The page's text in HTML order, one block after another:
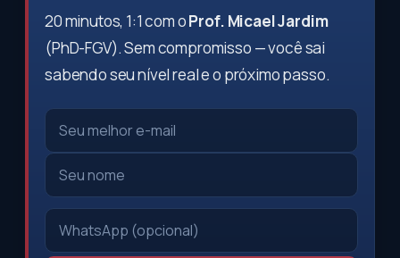
20 minutos, 1:1 com oProf. Micael Jardim
(PhD-FGV). Sem compromisso — você sai
sabendo seu nível real e o próximo passo.